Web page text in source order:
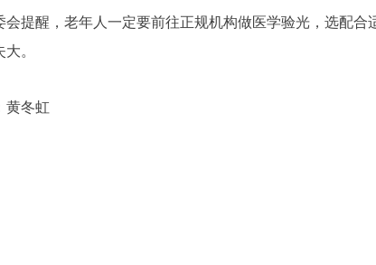
会提醒，老年人一定要前往正规机构做医学验光，选配
。
黄冬虹